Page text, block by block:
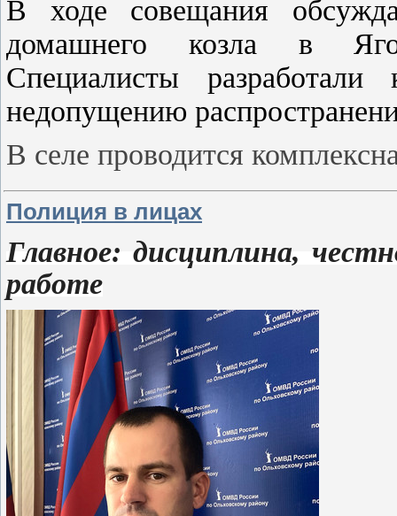
В ходе совещания
домашнего козла в
Специалисты
недопущению
В селе проводится
Полиция в лицах
Главное: дисциплина,
работе